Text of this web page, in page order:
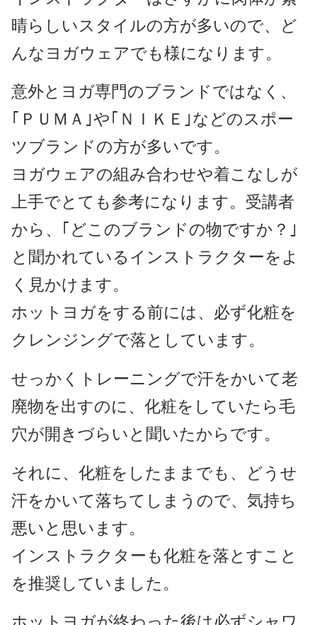
晴らしいスタイルの方が多いので、ど
んなヨガウェアでも様になります。
意外とヨガ専門のブランドではなく、
｢ＰＵＭＡ｣や｢ＮＩＫＥ｣などのスポー
ツブランドの方が多いです。
ヨガウェアの組み合わせや着こなしが
上手でとても参考になります。受講者
から、｢どこのブランドの物ですか？｣
と聞かれているインストラクターをよ
く見かけます。
ホットヨガをする前には、必ず化粧を
クレンジングで落としています。
せっかくトレーニングで汗をかいて老
廃物を出すのに、化粧をしていたら毛
穴が開きづらいと聞いたからです。
それに、化粧をしたままでも、どうせ
汗をかいて落ちてしまうので、気持ち
悪いと思います。
インストラクターも化粧を落とすこと
を推奨していました。